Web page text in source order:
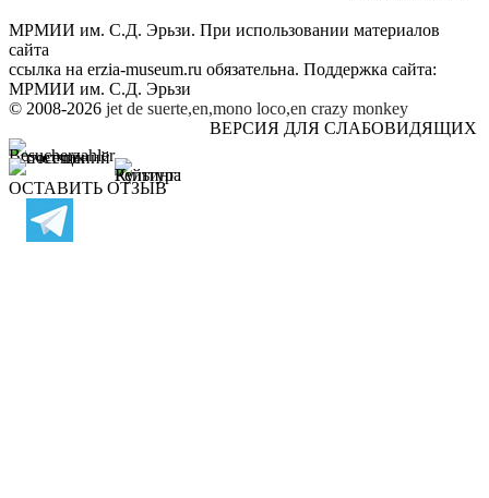
МРМИИ им. С.Д. Эрьзи. При использовании материалов
сайта
ссылка на erzia-museum.ru обязательна. Поддержка сайта:
МРМИИ им. С.Д. Эрьзи
© 2008-2026 jet de suerte,en,mono loco,en crazy monkey
ВЕРСИЯ ДЛЯ СЛАБОВИДЯЩИХ
ОСТАВИТЬ ОТЗЫВ